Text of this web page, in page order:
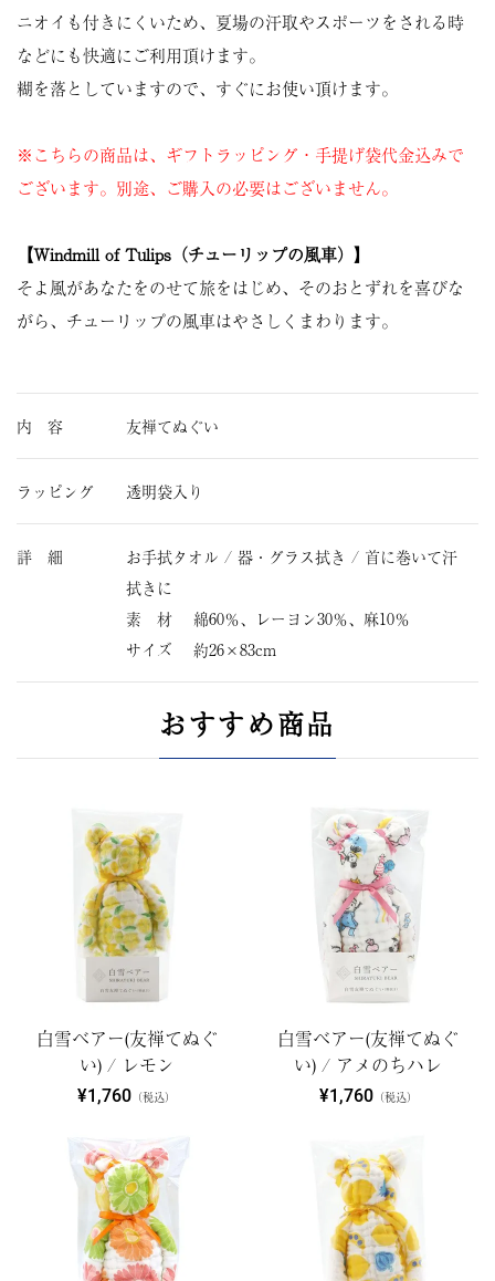
ニオイも付きにくいため、夏場の汗取やスポーツをされる時
などにも快適にご利用頂けます。
糊を落としていますので、すぐにお使い頂けます。
※こちらの商品は、ギフトラッピング・手提げ袋代金込みで
ございます。別途、ご購入の必要はございません。
【Windmill of Tulips（チューリップの風車）】
そよ風があなたをのせて旅をはじめ、そのおとずれを喜びな
がら、チューリップの風車はやさしくまわります。
内 容 友禅てぬぐい
ラッピング 透明袋入り
詳 細
お手拭タオル / 器・グラス拭き / 首に巻いて汗
拭きに
素 材 綿60％、レーヨン30％、麻10％
サイズ 約26×83cm
おすすめ商品
白雪ベアー(友禅てぬぐ
い) / レモン
¥1,760 （税込）
白雪ベアー(友禅てぬぐ
い) / アメのちハレ
¥1,760（税込）